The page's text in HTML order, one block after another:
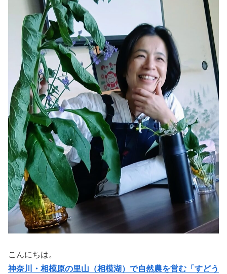
こんにちは。
神奈川・相模原の里山（相模湖）で自然農を営む「すどう